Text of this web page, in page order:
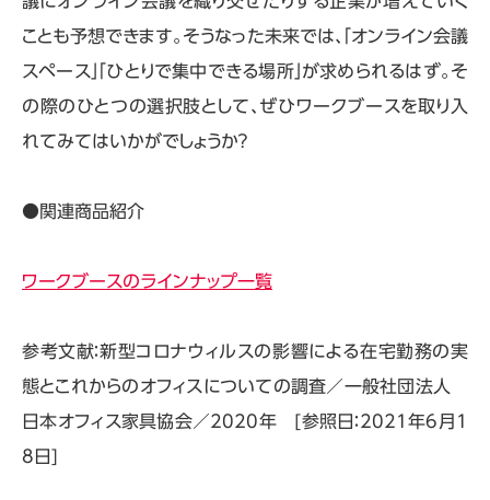
ことも予想できます。そうなった未来では、「オンライン会議
スペース」「ひとりで集中できる場所」が求められるはず。そ
の際のひとつの選択肢として、ぜひワークブースを取り入
れてみてはいかがでしょうか？
●関連商品紹介
ワークブースのラインナップ一覧
参考文献：新型コロナウィルスの影響による在宅勤務の実
態とこれからのオフィスについての調査／一般社団法人
日本オフィス家具協会／2020年 [参照日：2021年6月1
8日]